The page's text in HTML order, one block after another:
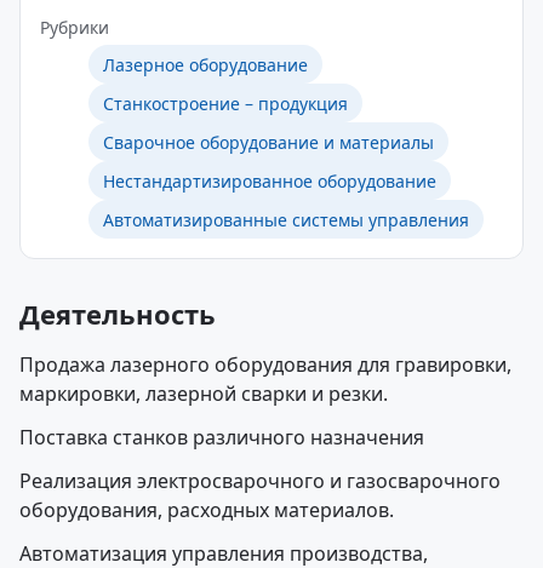
Рубрики
Лазерное оборудование
Станкостроение – продукция
Сварочное оборудование и материалы
Нестандартизированное оборудование
Автоматизированные системы управления
Деятельность
Продажа лазерного оборудования для гравировки,
маркировки, лазерной сварки и резки.
Поставка станков различного назначения
Реализация электросварочного и газосварочного
оборудования, расходных материалов.
Автоматизация управления производства,